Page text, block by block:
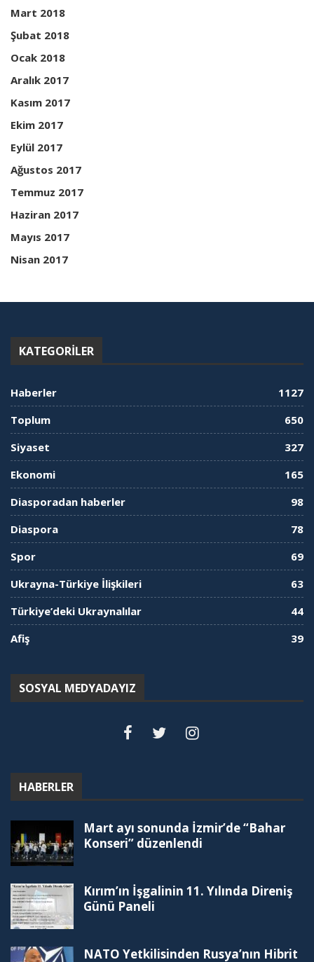
Mart 2018
Şubat 2018
Ocak 2018
Aralık 2017
Kasım 2017
Ekim 2017
Eylül 2017
Ağustos 2017
Temmuz 2017
Haziran 2017
Mayıs 2017
Nisan 2017
KATEGORILER
Haberler
1127
Toplum
650
Siyaset
327
Ekonomi
165
Diasporadan haberler
98
Diaspora
78
Spor
69
Ukrayna-Türkiye İlişkileri
63
Türkiye’deki Ukraynalılar
44
Afiş
39
SOSYAL MEDYADAYIZ
HABERLER
Mart ayı sonunda İzmir’de “Bahar
Konseri” düzenlendi
Kırım’ın İşgalinin 11. Yılında Direniş
Günü Paneli
NATO Yetkilisinden Rusya’nın Hibrit